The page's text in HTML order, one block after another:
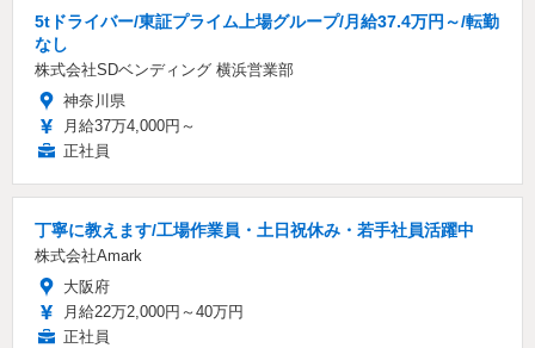
5tドライバー/東証プライム上場グループ/月給37.4万円～/転勤
なし
株式会社SDベンディング 横浜営業部
神奈川県
月給37万4,000円～
正社員
丁寧に教えます/工場作業員・土日祝休み・若手社員活躍中
株式会社Amark
大阪府
月給22万2,000円～40万円
正社員